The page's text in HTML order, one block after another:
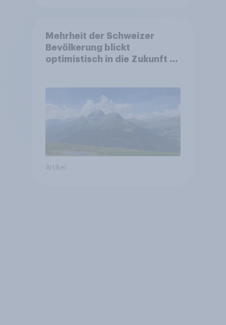
Mehrheit der Schweizer
Bevölkerung blickt
optimistisch in die Zukunft –
Altersvorsorge
Artikel